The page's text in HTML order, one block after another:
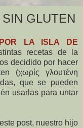
GLUTEN
LA ISLA DE
recetas de la
decidido por hacer
(χωρίς γλουτένη
que se pueden
usarlas para untar
post, nuestro hijo